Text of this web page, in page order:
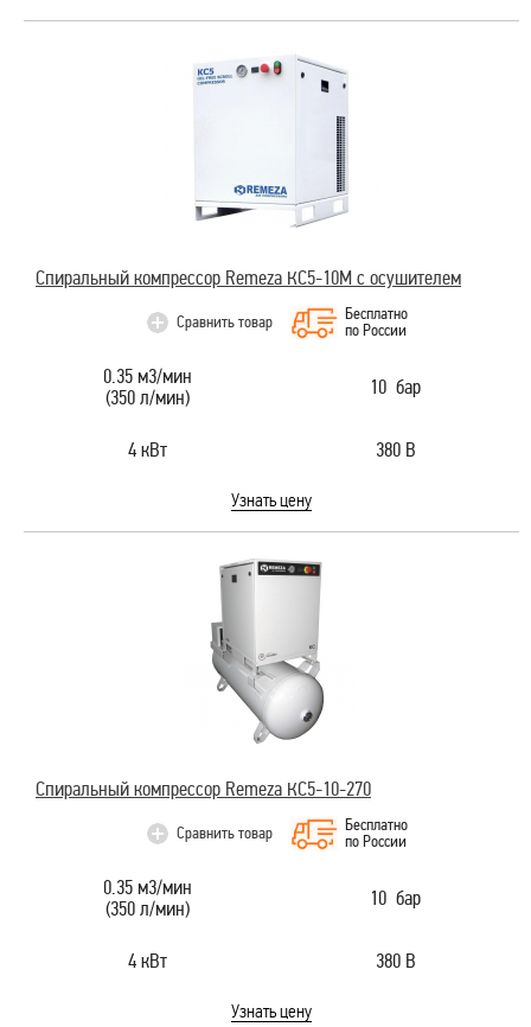
Спиральный компрессор Remeza КС5-10М с осушителем
Сравнить товар
Бесплатно
по России
0.35 м3/мин
(350 л/мин)
10 бар
4 кВт 380 В
Узнать цену
Спиральный компрессор Remeza КС5-10-270
Сравнить товар
Бесплатно
по России
0.35 м3/мин
(350 л/мин)
10 бар
4 кВт 380 В
Узнать цену